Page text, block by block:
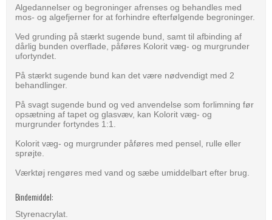
Algedannelser og begroninger afrenses og behandles med
mos- og algefjerner for at forhindre efterfølgende begroninger.
Ved grunding på stærkt sugende bund, samt til afbinding af
dårlig bunden overflade, påføres Kolorit væg- og murgrunder
ufortyndet.
På stærkt sugende bund kan det være nødvendigt med 2
behandlinger.
På svagt sugende bund og ved anvendelse som forlimning før
opsætning af tapet og glasvæv, kan Kolorit væg- og
murgrunder fortyndes 1:1.
Kolorit væg- og murgrunder påføres med pensel, rulle eller
sprøjte.
Værktøj rengøres med vand og sæbe umiddelbart efter brug.
Bindemiddel:
Styrenacrylat.